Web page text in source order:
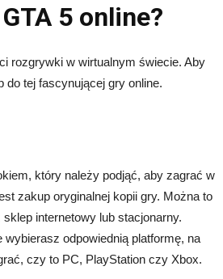
5 online?
rozgrywki w wirtualnym świecie. Aby
tej fascynującej gry online.
który należy podjąć, aby zagrać w
zakup oryginalnej kopii gry. Można to
internetowy lub stacjonarny.
wybierasz odpowiednią platformę, na
czy to PC, PlayStation czy Xbox.